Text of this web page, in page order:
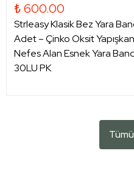
₺ 600.00
Strleasy Klasik Bez Yara
Adet – Çinko Oksit
Nefes Alan Esnek Yara
30LU PK